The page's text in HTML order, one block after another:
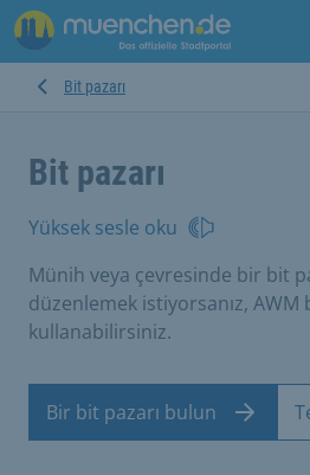
Bit pazarı
Bit pazarı
Yüksek sesle oku
Münih veya çevresinde bir bit
düzenlemek istiyorsanız, AWM
kullanabilirsiniz.
Bir bit pazarı bulun